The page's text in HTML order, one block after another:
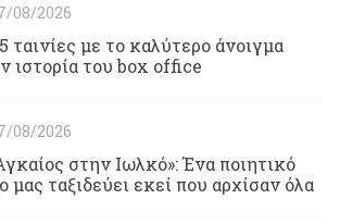
08/2026
ταινίες με το καλύτερο άνοιγμα
ιστορία του box office
08/2026
στην Ιωλκό»: Ένα ποιητικό
μας ταξιδεύει εκεί που αρχίσαν όλα